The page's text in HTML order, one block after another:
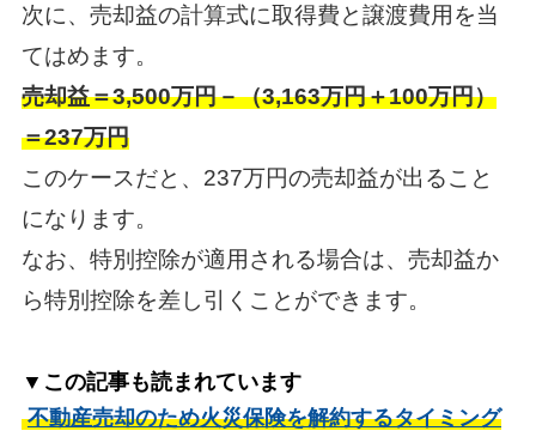
次に、売却益の計算式に取得費と譲渡費用を当
てはめます。
売却益＝3,500万円－（3,163万円＋100万円）
＝237万円
このケースだと、237万円の売却益が出ること
になります。
なお、特別控除が適用される場合は、売却益か
ら特別控除を差し引くことができます。
▼この記事も読まれています
不動産売却のため火災保険を解約するタイミング